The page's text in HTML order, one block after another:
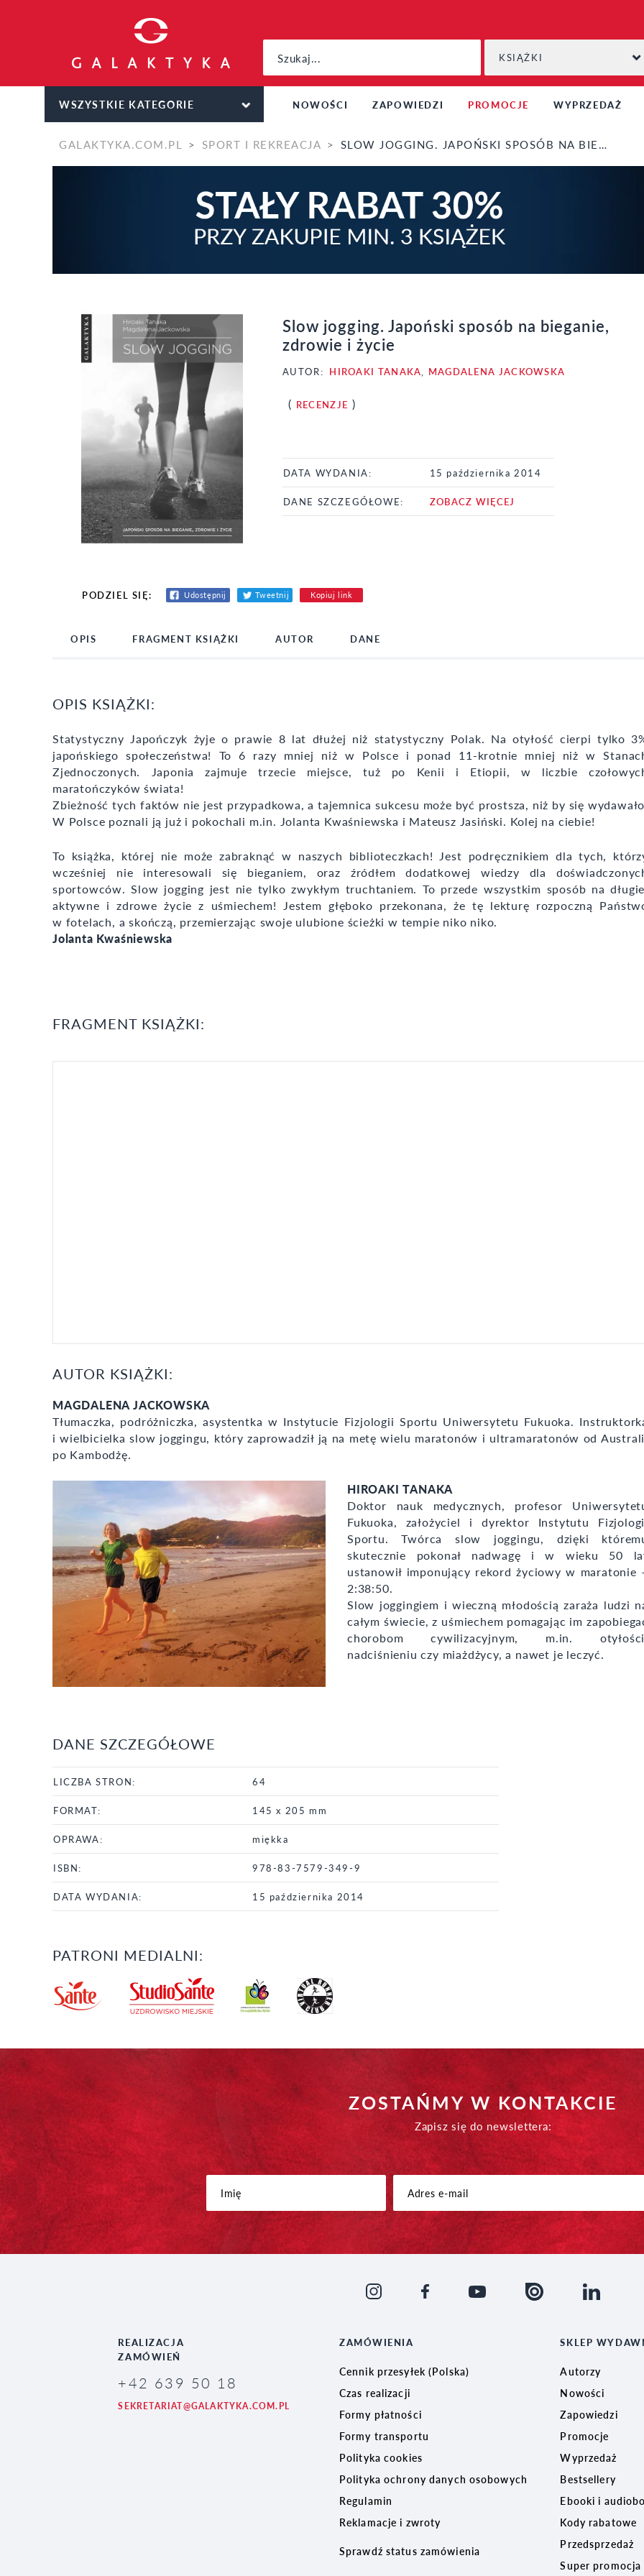
KSIĄŻKI
WSZYSTKIE KATEGORIE NOWOŚCI ZAPOWIEDZI PROMOCJE WYPRZEDAŻ
GALAKTYKA.COM.PL SPORT I REKREACJA SLOW JOGGING. JAPOŃSKI SPOSÓB NA BIEGANIE, ZDROWIE I ŻYCIE
Slow jogging. Japoński sposób na bieganie,
zdrowie i życie
AUTOR: HIROAKI TANAKA MAGDALENA JACKOWSKA
( RECENZJE )
DATA WYDANIA: 15 października 2014
DANE SZCZEGÓŁOWE: ZOBACZ WIĘCEJ
PODZIEL SIĘ: Udostępnij Tweetnij Kopiuj link
OPIS FRAGMENT KSIĄŻKI AUTOR DANE
OPIS KSIĄŻKI:
Statystyczny Japończyk żyje o prawie 8 lat dłużej niż statystyczny Polak. Na otyłość cierpi tylko
japońskiego społeczeństwa! To 6 razy mniej niż w Polsce i ponad 11-krotnie mniej niż w
Zjednoczonych. Japonia zajmuje trzecie miejsce, tuż po Kenii i Etiopii, w liczbie
maratończyków świata!
Zbieżność tych faktów nie jest przypadkowa, a tajemnica sukcesu może być prostsza, niż by się
W Polsce poznali ją już i pokochali m.in. Jolanta Kwaśniewska i Mateusz Jasiński. Kolej na ciebie!
To książka, której nie może zabraknąć w naszych biblioteczkach! Jest podręcznikiem dla tych,
wcześniej nie interesowali się bieganiem, oraz źródłem dodatkowej wiedzy dla
sportowców. Slow jogging jest nie tylko zwykłym truchtaniem. To przede wszystkim sposób na
aktywne i zdrowe życie z uśmiechem! Jestem głęboko przekonana, że tę lekturę rozpoczną
w fotelach, a skończą, przemierzając swoje ulubione ścieżki w tempie niko niko.
Jolanta Kwaśniewska
FRAGMENT KSIĄŻKI:
AUTOR KSIĄŻKI:
MAGDALENA JACKOWSKA
Tłumaczka, podróżniczka, asystentka w Instytucie Fizjologii Sportu Uniwersytetu Fukuoka.
i wielbicielka slow joggingu, który zaprowadził ją na metę wielu maratonów i ultramaratonów od
po Kambodżę.
HIROAKI TANAKA
Doktor nauk medycznych, profesor
Fukuoka, założyciel i dyrektor Instytutu
Sportu. Twórca slow joggingu, dzięki
skutecznie pokonał nadwagę i w wieku 50
ustanowił imponujący rekord życiowy w maratonie
2:38:50.
Slow joggingiem i wieczną młodością zaraża ludzi
całym świecie, z uśmiechem pomagając im
chorobom cywilizacyjnym, m.in.
nadciśnieniu czy miażdżycy, a nawet je leczyć.
DANE SZCZEGÓŁOWE
LICZBA STRON: 64
FORMAT: 145 x 205 mm
OPRAWA: miękka
ISBN: 978-83-7579-349-9
DATA WYDANIA: 15 października 2014
PATRONI MEDIALNI:
ZOSTAŃMY W KONTAKCIE
Zapisz się do newslettera:
REALIZACJA
ZAMÓWIEŃ
+42 639 50 18
SEKRETARIAT@GALAKTYKA.COM.PL
ZAMÓWIENIA
Cennik przesyłek (Polska)
Czas realizacji
Formy płatności
Formy transportu
Polityka cookies
Polityka ochrony danych osobowych
Regulamin
Reklamacje i zwroty
Sprawdź status zamówienia
SKLEP
Autorzy
Nowości
Zapowiedzi
Promocje
Wyprzedaż
Bestsellery
Ebooki i
Kody rabatowe
Przedsprzedaż
Super promocja